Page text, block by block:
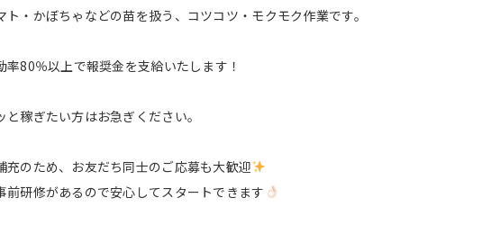
ト・かぼちゃなどの苗を扱う、コツコツ・モクモク作業です。
率80％以上で報奨金を支給いたします！
稼ぎたい方はお急ぎください。
充のため、お友だち同士のご応募も大歓迎
前研修があるので安心してスタートできます